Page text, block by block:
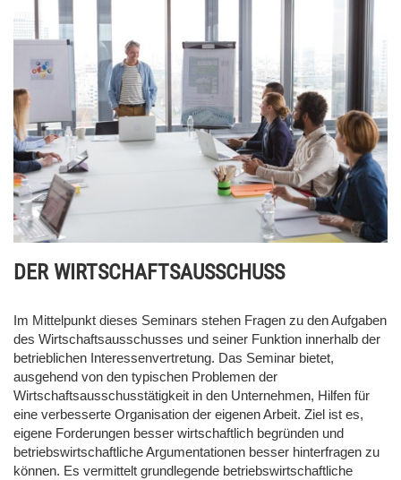
DER WIRTSCHAFTSAUSSCHUSS
Im Mittelpunkt dieses Seminars stehen Fragen zu den Aufgaben
des Wirtschaftsausschusses und seiner Funktion innerhalb der
betrieblichen Interessenvertretung. Das Seminar bietet,
ausgehend von den typischen Problemen der
Wirtschaftsausschusstätigkeit in den Unternehmen, Hilfen für
eine verbesserte Organisation der eigenen Arbeit. Ziel ist es,
eigene Forderungen besser wirtschaftlich begründen und
betriebswirtschaftliche Argumentationen besser hinterfragen zu
können. Es vermittelt grundlegende betriebswirtschaftliche